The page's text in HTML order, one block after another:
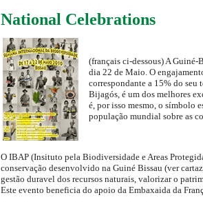
National Celebrations
(français ci-dessous) A
dia 22 de Maio. O
correspondante a 15% do
Bijagós, é um dos melhores
é, por isso mesmo, o símbolo
população mundial sobre as
O IBAP (Insituto pela Biodiversidade e Areas
conservação desenvolvido na Guiné Bissau (ver
gestão duravel dos recursos naturais, valorizar o
Este evento beneficia do apoio da Embaxaida da